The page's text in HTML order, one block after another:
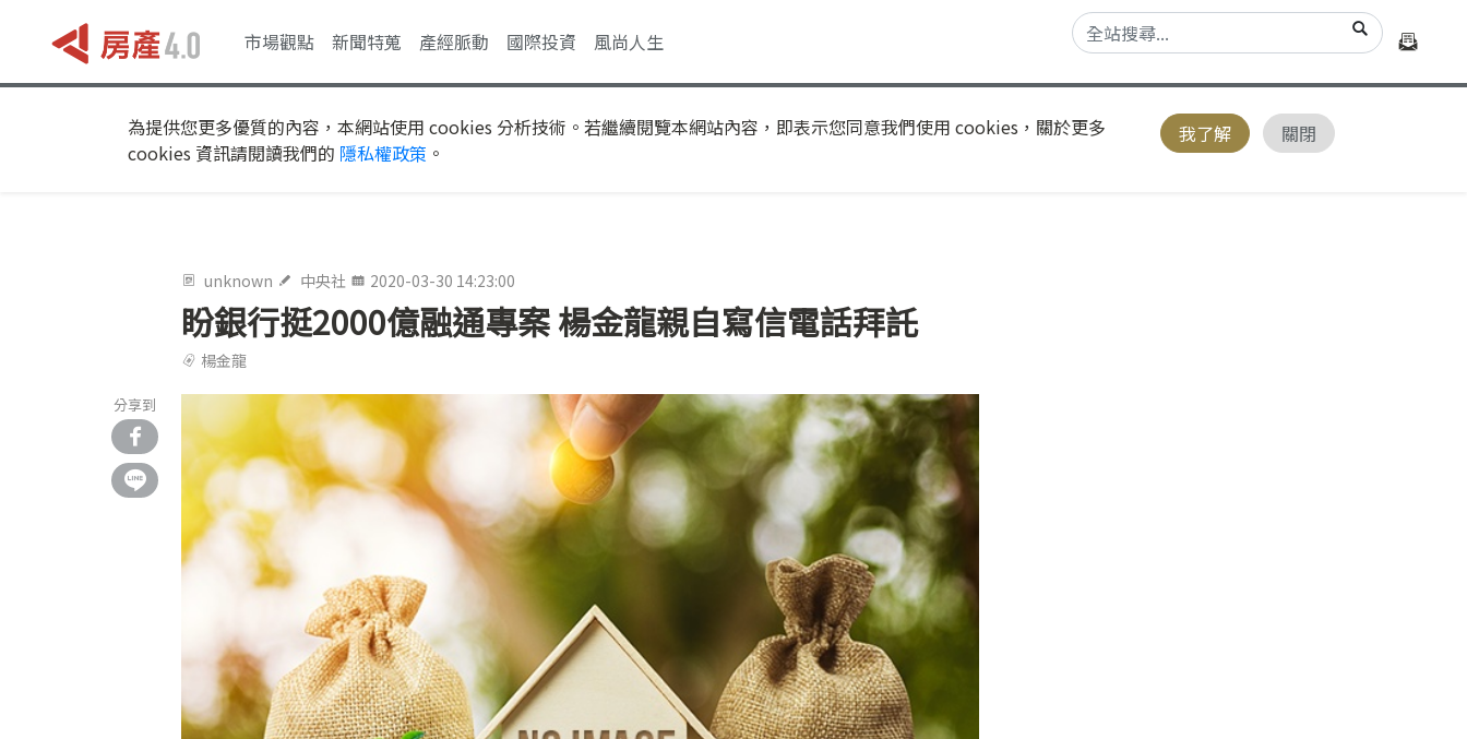
市場觀點 新聞特蒐 產經脈動 國際投資 風尚人生
為提供您更多優質的內容，本網站使用 cookies 分析技術。若繼續閱覽本網站內容，即表示您同意我們使用 cookies，關於更多
cookies 資訊請閱讀我們的 隱私權政策 。
我了解 關閉
unknown 中央社 2020-03-30 14:23:00
盼銀行挺2000億融通專案 楊金龍親自寫信電話拜託
楊金龍
分享到